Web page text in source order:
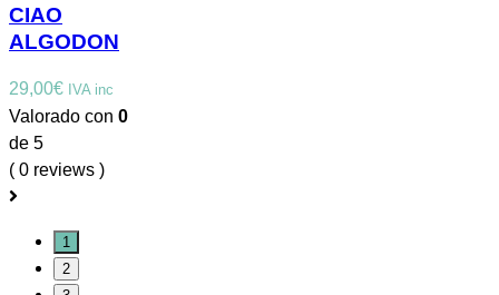
CIAO
ALGODON
29,00€ IVA inc
Valorado con 0
de 5
( 0 reviews )
1
2